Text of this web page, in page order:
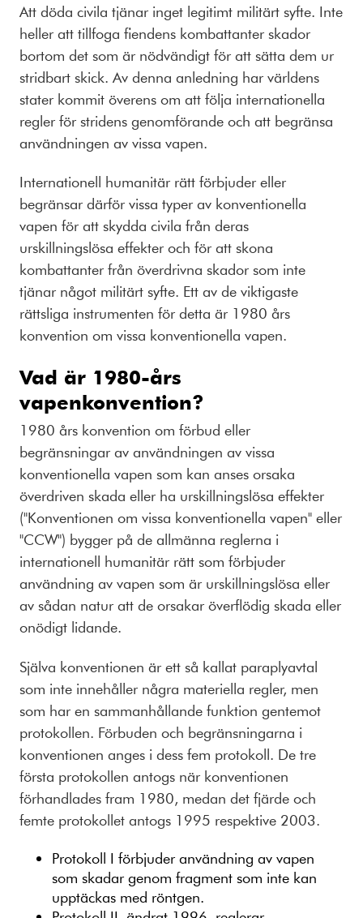
Att döda civila tjänar inget legitimt militärt syfte. Inte
heller att tillfoga fiendens kombattanter skador
bortom det som är nödvändigt för att sätta dem ur
stridbart skick. Av denna anledning har världens
stater kommit överens om att följa internationella
regler för stridens genomförande och att begränsa
användningen av vissa vapen.
Internationell humanitär rätt förbjuder eller
begränsar därför vissa typer av konventionella
vapen för att skydda civila från deras
urskillningslösa effekter och för att skona
kombattanter från överdrivna skador som inte
tjänar något militärt syfte. Ett av de viktigaste
rättsliga instrumenten för detta är 1980 års
konvention om vissa konventionella vapen.
Vad är 1980-års
vapenkonvention?
1980 års konvention om förbud eller
begränsningar av användningen av vissa
konventionella vapen som kan anses orsaka
överdriven skada eller ha urskillningslösa effekter
("Konventionen om vissa konventionella vapen" eller
"CCW") bygger på de allmänna reglerna i
internationell humanitär rätt som förbjuder
användning av vapen som är urskillningslösa eller
av sådan natur att de orsakar överflödig skada eller
onödigt lidande.
Själva konventionen är ett så kallat paraplyavtal
som inte innehåller några materiella regler, men
som har en sammanhållande funktion gentemot
protokollen. Förbuden och begränsningarna i
konventionen anges i dess fem protokoll. De tre
första protokollen antogs när konventionen
förhandlades fram 1980, medan det fjärde och
femte protokollet antogs 1995 respektive 2003.
Protokoll I förbjuder användning av vapen
som skadar genom fragment som inte kan
upptäckas med röntgen.